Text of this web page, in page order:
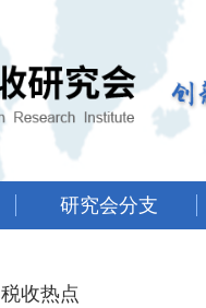
研究会分支
税收热点